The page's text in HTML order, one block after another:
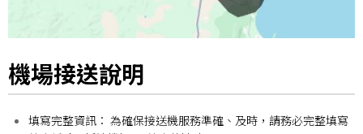
機場接送說明
填寫完整資訊： 為確保接送機服務準確、及時，請務必完整填寫